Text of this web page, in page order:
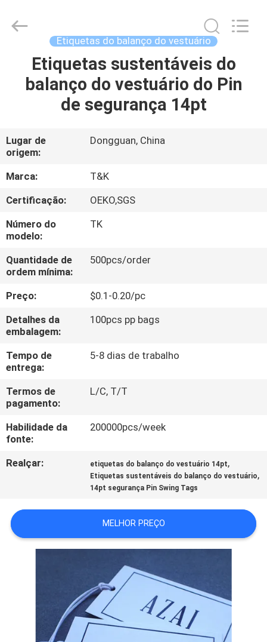
CASA
PRODUTOS
SOBRE
NÓS
EXCURSÃO
DA
FÁBRICA
CONTROLE
DA
QUALIDADE
CONTACTE-
NOS
PEÇA
UMAS
CITAÇÕES
DO
SITE
Accessories
Co.,Ltd.
Etiquetas do balanço do vestuário
Etiquetas sustentáveis do
balanço do vestuário do Pin
de segurança 14pt
Lugar de
origem:
Dongguan, China
Marca:
T&K
Certificação:
OEKO,SGS
Número do
modelo:
TK
Quantidade de
ordem mínima:
500pcs/order
Preço:
$0.1-0.20/pc
Detalhes da
embalagem:
100pcs pp bags
Tempo de
entrega:
5-8 dias de trabalho
Termos de
pagamento:
L/C, T/T
Habilidade da
fonte:
200000pcs/week
Realçar: etiquetas do balanço do vestuário 14pt,
Etiquetas sustentáveis do balanço do vestuário,
14pt segurança Pin Swing Tags
MELHOR PREÇO